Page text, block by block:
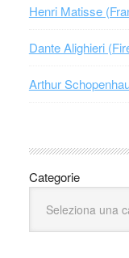
Henri Matisse
Dante Alighieri
Arthur
Categorie